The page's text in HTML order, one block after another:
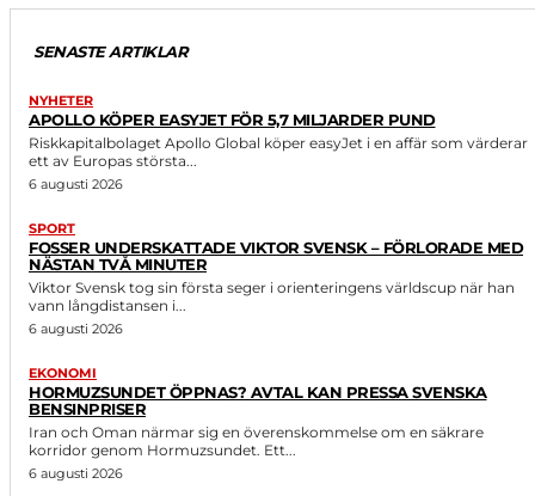
SENASTE ARTIKLAR
NYHETER
APOLLO KÖPER EASYJET FÖR 5,7 MILJARDER PUND
Riskkapitalbolaget Apollo Global köper easyJet i en affär som värderar
ett av Europas största...
6 augusti 2026
SPORT
FOSSER UNDERSKATTADE VIKTOR SVENSK – FÖRLORADE MED
NÄSTAN TVÅ MINUTER
Viktor Svensk tog sin första seger i orienteringens världscup när han
vann långdistansen i...
6 augusti 2026
EKONOMI
HORMUZSUNDET ÖPPNAS? AVTAL KAN PRESSA SVENSKA
BENSINPRISER
Iran och Oman närmar sig en överenskommelse om en säkrare
korridor genom Hormuzsundet. Ett...
6 augusti 2026